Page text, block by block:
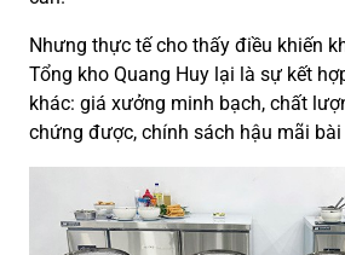
Nhưng thực tế cho thấy điều khiến
Tổng kho Quang Huy lại là sự kết
khác: giá xưởng minh bạch, chất
chứng được, chính sách hậu mãi bài